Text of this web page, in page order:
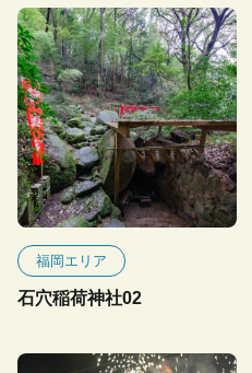
福岡エリア
石穴稲荷神社02